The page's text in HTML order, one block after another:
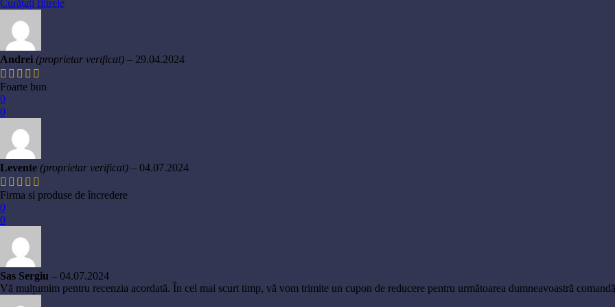
Curățați filtrele
Andrei (proprietar verificat) – 29.04.2024
Foarte bun
0
0
Levente (proprietar verificat) – 04.07.2024
Firma si produse de încredere
0
0
Sas Sergiu – 04.07.2024
Vă mulțumim pentru recenzia acordată. În cel mai scurt timp, vă vom trimite un cupon de reducere pentru următoarea dumneavoastră